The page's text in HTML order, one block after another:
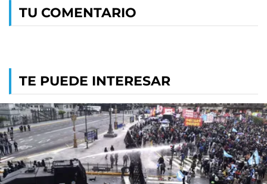
TU COMENTARIO
TE PUEDE INTERESAR